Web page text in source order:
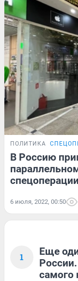
ПОЛИТИКА
В Россию
6 июля, 2022, 00:50
1
Еще
самого